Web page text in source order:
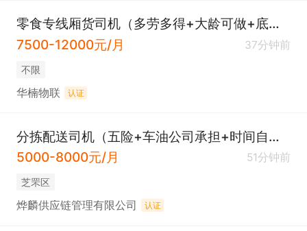
零食专线厢货司机（多劳多得+大龄可做+底薪7500起））
7500-12000元/月
37分钟前
不限
华楠物联 认证
分拣配送司机（五险+车油公司承担+时间自由）
5000-8000元/月
51分钟前
芝罘区
烨麟供应链管理有限公司 认证